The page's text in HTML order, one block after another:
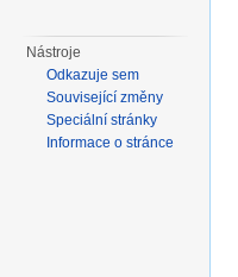
Nástroje
Odkazuje sem
Související změny
Speciální stránky
Informace o stránce